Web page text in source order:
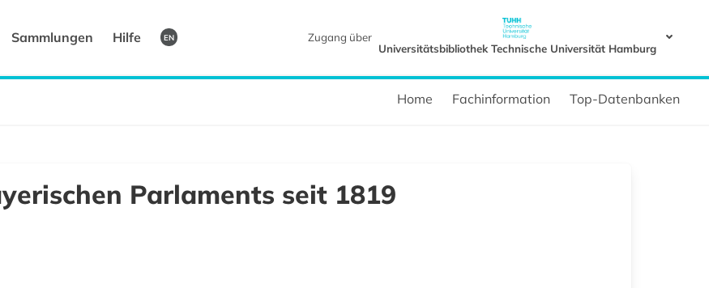
Sammlungen Hilfe EN
Zugang über
Universitätsbibliothek Technische Universität Hamburg
Home Fachinformation Top-Datenbanken
Parlaments seit 1819